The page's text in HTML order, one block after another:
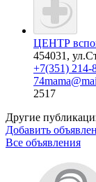
ЦЕНТР
454031,
+7(351) 214-
2517
Другие
Добавить
Все объявления